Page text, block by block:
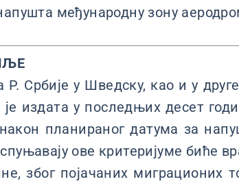
међународну зону
Србије у Шведску, као и у
је издата у последњих десет
планираног датума за
ове критеријуме биће
због појачаних миграционих